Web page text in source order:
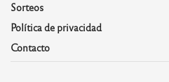
Sorteos
Política de privacidad
Contacto